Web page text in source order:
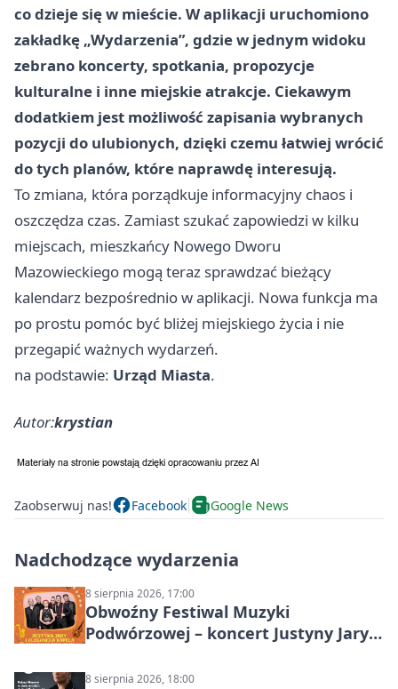
co dzieje się w mieście. W aplikacji uruchomiono
zakładkę „Wydarzenia”, gdzie w jednym widoku
zebrano koncerty, spotkania, propozycje
kulturalne i inne miejskie atrakcje. Ciekawym
dodatkiem jest możliwość zapisania wybranych
pozycji do ulubionych, dzięki czemu łatwiej wrócić
do tych planów, które naprawdę interesują.
To zmiana, która porządkuje informacyjny chaos i
oszczędza czas. Zamiast szukać zapowiedzi w kilku
miejscach, mieszkańcy Nowego Dworu
Mazowieckiego mogą teraz sprawdzać bieżący
kalendarz bezpośrednio w aplikacji. Nowa funkcja ma
po prostu pomóc być bliżej miejskiego życia i nie
przegapić ważnych wydarzeń.
na podstawie: Urząd Miasta.
Autor:krystian
Zaobserwuj nas! Facebook Google News
Nadchodzące wydarzenia
8 sierpnia 2026, 17:00
Obwoźny Festiwal Muzyki
Podwórzowej – koncert Justyny Jary i
8 sierpnia 2026, 18:00